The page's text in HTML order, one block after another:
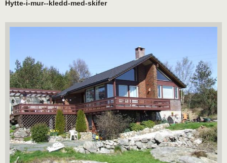
Hytte-i-mur--kledd-med-skifer